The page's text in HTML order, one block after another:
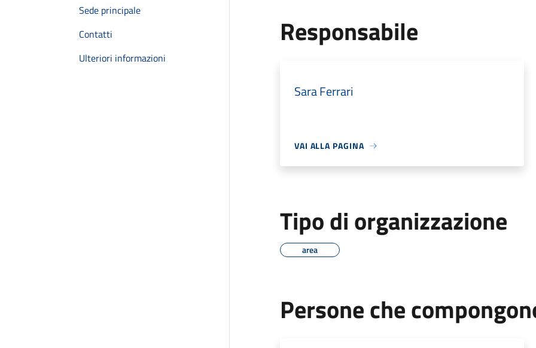
Sede principale
Contatti
Ulteriori informazioni
Responsabile
Sara Ferrari
VAI ALLA PAGINA
Tipo di organizzazione
area
Persone che